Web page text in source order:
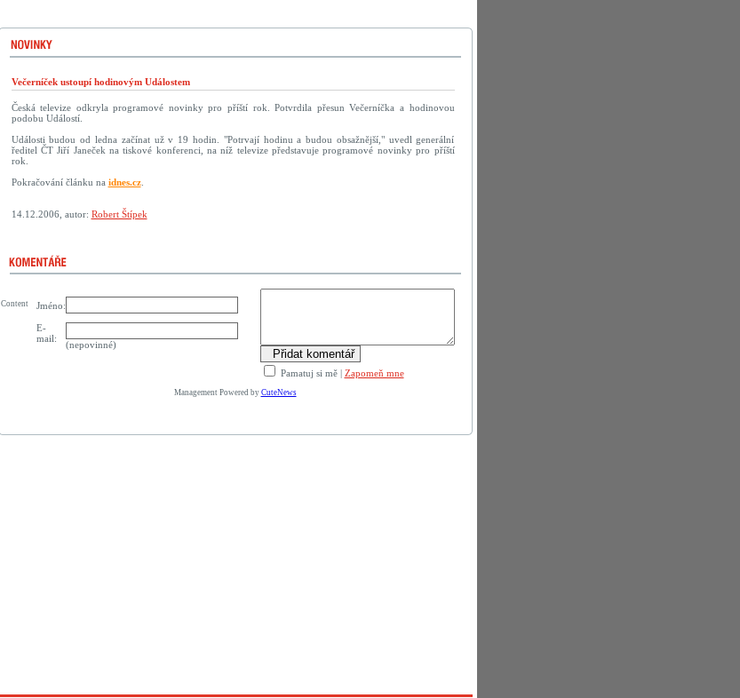
Večerníček ustoupí hodinovým Událostem
Česká televize odkryla programové novinky pro příští rok. Potvrdila přesun Večerníčka a hodinovou
podobu Událostí.
Události budou od ledna začínat už v 19 hodin. "Potrvají hodinu a budou obsažnější," uvedl generální
ředitel ČT Jiří Janeček na tiskové konferenci, na níž televize představuje programové novinky pro příští
rok.
Pokračování článku na idnes.cz.
14.12.2006, autor: Robert Štípek
Jméno:
Pamatuj si mě| Zapomeň mne
E-
mail:
(nepovinné)
Content
Management Powered by CuteNews